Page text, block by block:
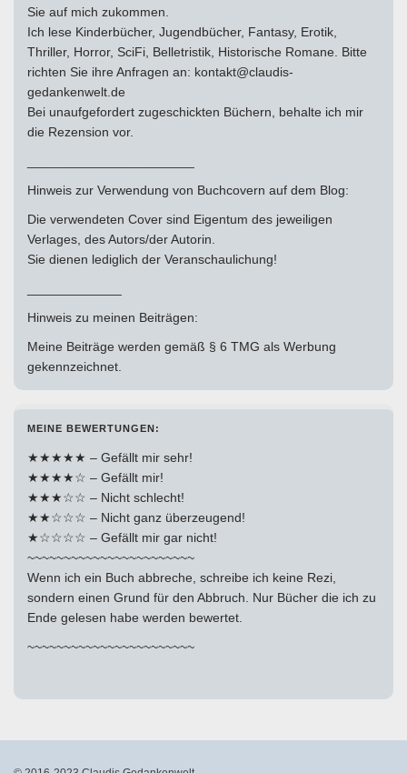
Sie auf mich zukommen.
Ich lese Kinderbücher, Jugendbücher, Fantasy, Erotik,
Thriller, Horror, SciFi, Belletristik, Historische Romane. Bitte
richten Sie ihre Anfragen an: kontakt@claudis-
gedankenwelt.de
Bei unaufgefordert zugeschickten Büchern, behalte ich mir
die Rezension vor.
Hinweis zur Verwendung von Buchcovern auf dem Blog:
Die verwendeten Cover sind Eigentum des jeweiligen
Verlages, des Autors/der Autorin.
Sie dienen lediglich der Veranschaulichung!
Hinweis zu meinen Beiträgen:
Meine Beiträge werden gemäß § 6 TMG als Werbung
gekennzeichnet.
MEINE BEWERTUNGEN:
★★★★★ – Gefällt mir sehr!
★★★★☆ – Gefällt mir!
★★★☆☆ – Nicht schlecht!
★★☆☆☆ – Nicht ganz überzeugend!
★☆☆☆☆ – Gefällt mir gar nicht!
~~~~~~~~~~~~~~~~~~~~~~~
Wenn ich ein Buch abbreche, schreibe ich keine Rezi,
sondern einen Grund für den Abbruch. Nur Bücher die ich zu
Ende gelesen habe werden bewertet.
~~~~~~~~~~~~~~~~~~~~~~~